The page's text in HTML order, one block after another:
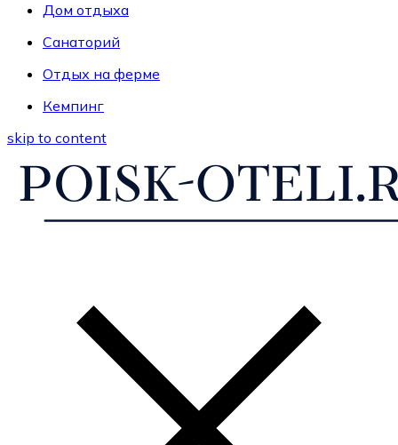
Дом отдыха
Санаторий
Отдых на ферме
Кемпинг
skip to content